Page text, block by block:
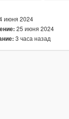
июня 2024
25 июня 2024
3 часа назад